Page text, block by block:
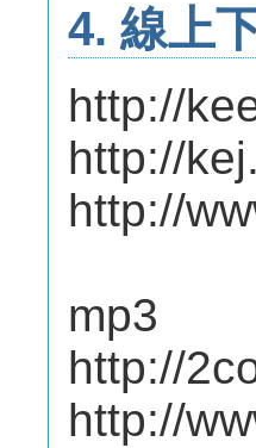
4. 線上
http://
http://
http://
mp3
http://
http://